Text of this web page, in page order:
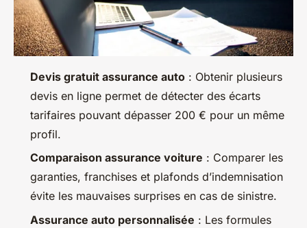
Devis gratuit assurance auto : Obtenir plusieurs
devis en ligne permet de détecter des écarts
tarifaires pouvant dépasser 200 € pour un même
profil.
Comparaison assurance voiture : Comparer les
garanties, franchises et plafonds d’indemnisation
évite les mauvaises surprises en cas de sinistre.
Assurance auto personnalisée : Les formules